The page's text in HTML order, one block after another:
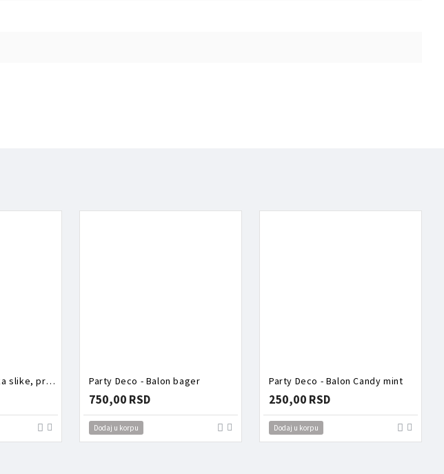
Party Deco - Album za slike, prvi rođendan Party Deco - Balon bager
750,00 RSD
Dodaj u korpu
Party Deco - Balon Candy mint
250,00 RSD
Dodaj u korpu